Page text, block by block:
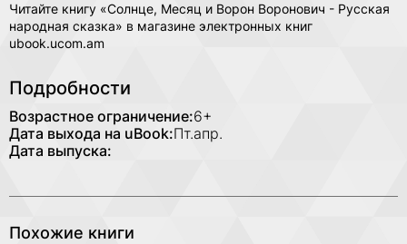
Читайте книгу «Солнце, Месяц и Ворон Воронович - Русская
народная сказка» в магазине электронных книг
ubook.ucom.am
Подробности
Возрастное ограничение:6+
Дата выхода на uBook:Пт.апр.
Дата выпуска:
Похожие книги